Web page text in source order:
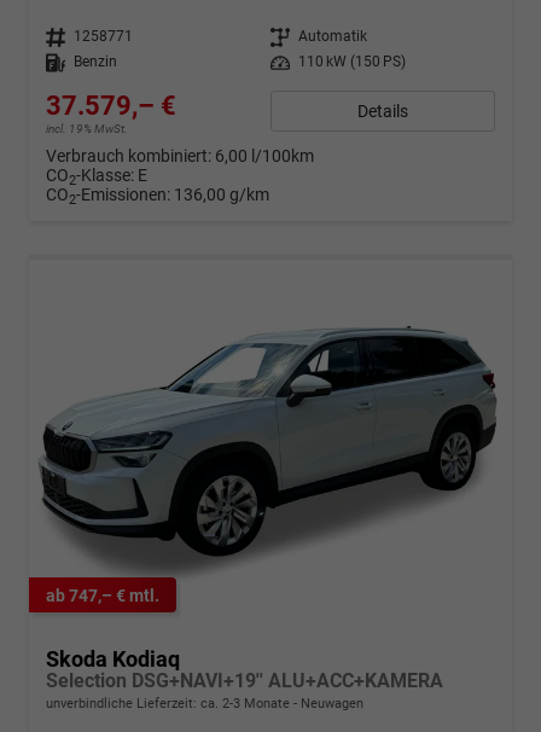
Fahrzeugnr. 1258771 Getriebe Automatik
Kraftstoff
Benzin Leistung 110 kW (150 PS)
37.579,– €
incl. 19% MwSt.
Details
Verbrauch kombiniert: 6,00 l/100km
CO2-Klasse: E
CO2-Emissionen: 136,00 g/km
ab 747,– € mtl.
Skoda Kodiaq
Selection DSG+NAVI+19'' ALU+ACC+KAMERA
unverbindliche Lieferzeit: ca. 2-3 Monate Neuwagen